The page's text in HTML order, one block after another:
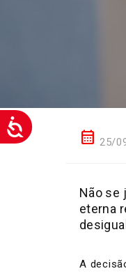
calendar_month 25/
Não se
eterna
A